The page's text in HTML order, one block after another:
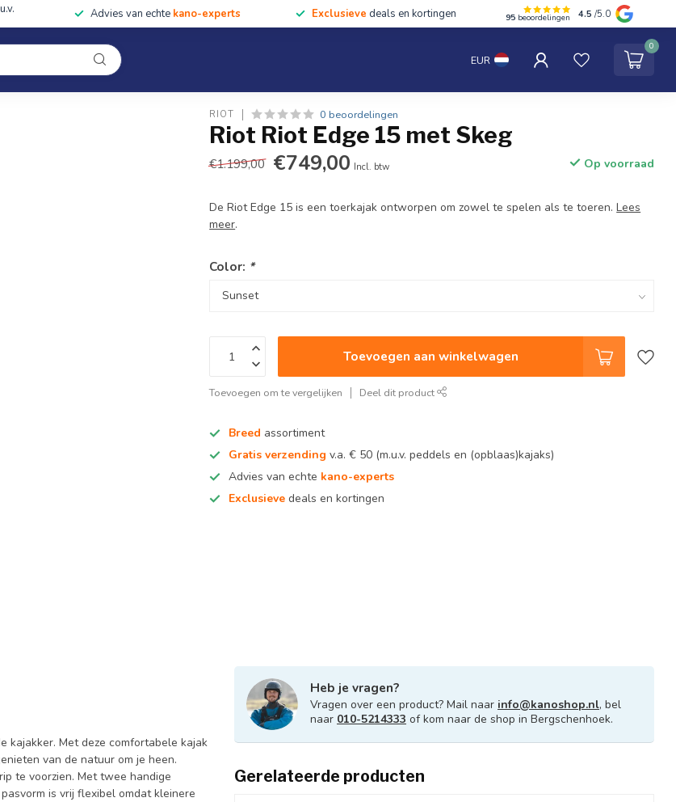
Advies van echte kano-experts Exclusieve deals en kortingen 95 beoordelingen 4.5 /5.0
EUR
0
Uitrusting Accessoires Cursussen & Tochten Tentipi Blog Spaar punten
Contact
Onze winkel
RIOT 0 beoordelingen
Riot Riot Edge 15 met Skeg
€1.199,00 €749,00 Incl. btw Op voorraad
De Riot Edge 15 is een toerkajak ontworpen om zowel te spelen als te toeren.Lees
meer.
Color: *
Toevoegen aan winkelwagen
Toevoegen om te vergelijken Deel dit product
Breed assortiment
Gratis verzending v.a. € 50 (m.u.v. peddels en (opblaas)kajaks)
Advies van echte kano-experts
Exclusieve deals en kortingen
kajakker. Met deze comfortabele kajak
van de natuur om je heen.
te voorzien. Met twee handige
is vrij flexibel omdat kleinere
Heb je vragen?
Vragen over een product? Mail naar info@kanoshop.nl, bel
naar 010-5214333 of kom naar de shop in Bergschenhoek.
Gerelateerde producten